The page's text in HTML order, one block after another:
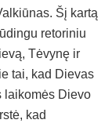
Šį kartą
retoriniu
Tėvynę ir
tai, kad Dievas
laikomės Dievo
kad